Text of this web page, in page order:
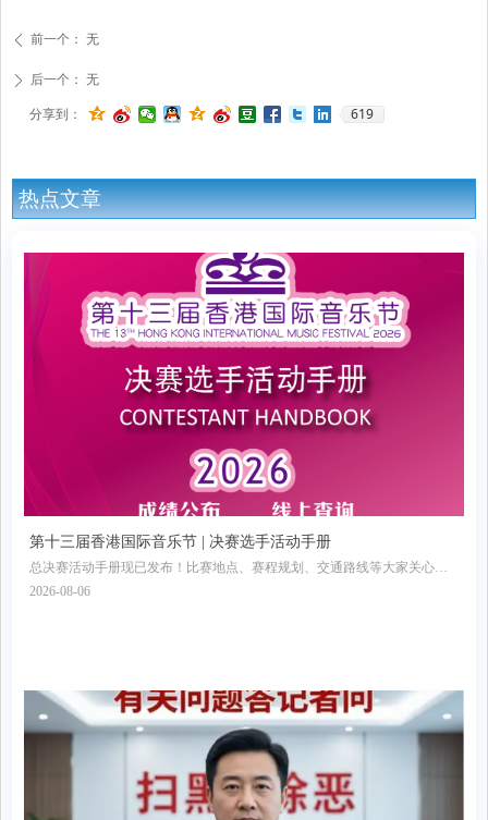
热点文章
第十三届香港国际音乐节 | 决赛选手活动手册
总决赛活动手册现已发布！比赛地点、赛程规划、交通路线等大家关心的
信息全部收录其中，欢迎收藏转发！
2026-08-06
分享到： 619
ꄴ 前一个： 无
ꄲ 后一个： 无